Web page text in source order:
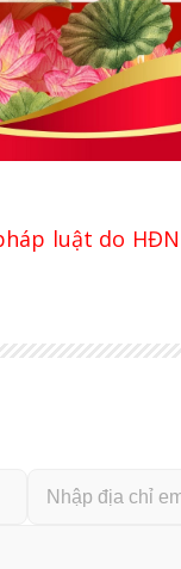
luật do